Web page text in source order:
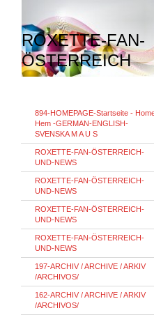
ROXETTE-FAN-
ÖSTERREICH
894-HOMEPAGE-Startseite -
Hem -GERMAN-ENGLISH-
SVENSKA M A U S
ROXETTE-FAN-ÖSTERREICH-
UND-NEWS
ROXETTE-FAN-ÖSTERREICH-
UND-NEWS
ROXETTE-FAN-ÖSTERREICH-
UND-NEWS
ROXETTE-FAN-ÖSTERREICH-
UND-NEWS
197-ARCHIV / ARCHIVE / ARKIV
/ARCHIVOS/
162-ARCHIV / ARCHIVE / ARKIV
/ARCHIVOS/